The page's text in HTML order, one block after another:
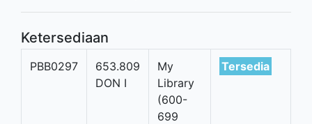
Ketersediaan
PBB0297
653.809
DON I
My
Library
(600-
699
Tersedia